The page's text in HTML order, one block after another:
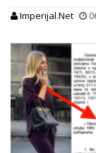
Imperijal.Net